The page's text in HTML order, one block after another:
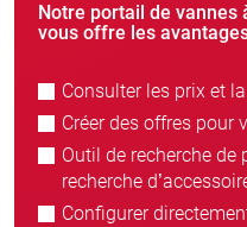
Notre portail de vannes
vous offre les
Consulter les prix et
Créer des offres pour
Outil de recherche de
recherche
Configurer